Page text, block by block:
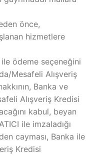
önce,
hizmetlere
ile ödeme seçeneğini
Mesafeli Alışveriş
Banka ve
Alışveriş Kredisi
kabul, beyan
ile imzaladığı
cayması, Banka ile
Kredisi